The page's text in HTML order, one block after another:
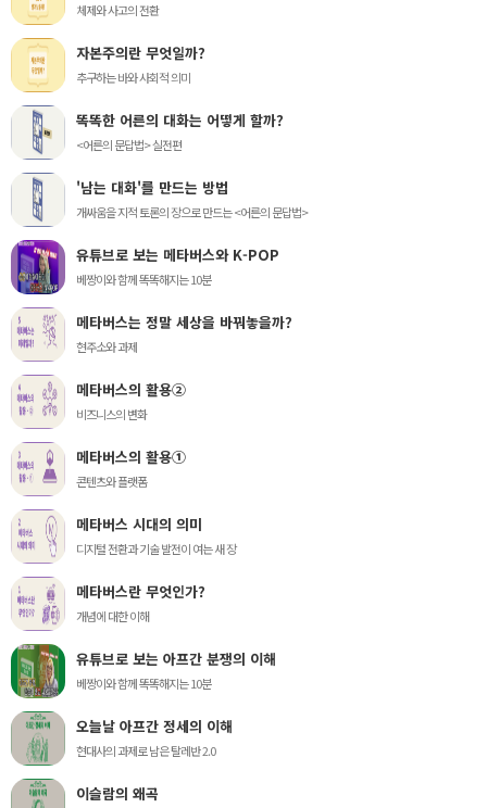
체제와 사고의 전환
자본주의란 무엇일까?
추구하는 바와 사회적 의미
똑똑한 어른의 대화는 어떻게 할까?
<어른의 문답법> 실전편
'남는 대화'를 만드는 방법
개싸움을 지적 토론의 장으로 만드는 <어른의 문답법>
유튜브로 보는 메타버스와 K-POP
베짱이와 함께 똑똑해지는 10분
메타버스는 정말 세상을 바꿔놓을까?
현주소와 과제
메타버스의 활용②
비즈니스의 변화
메타버스의 활용①
콘텐츠와 플랫폼
메타버스 시대의 의미
디지털 전환과 기술 발전이 여는 새 장
메타버스란 무엇인가?
개념에 대한 이해
유튜브로 보는 아프간 분쟁의 이해
베짱이와 함께 똑똑해지는 10분
오늘날 아프간 정세의 이해
현대사의 과제로 남은 탈레반 2.0
이슬람의 왜곡